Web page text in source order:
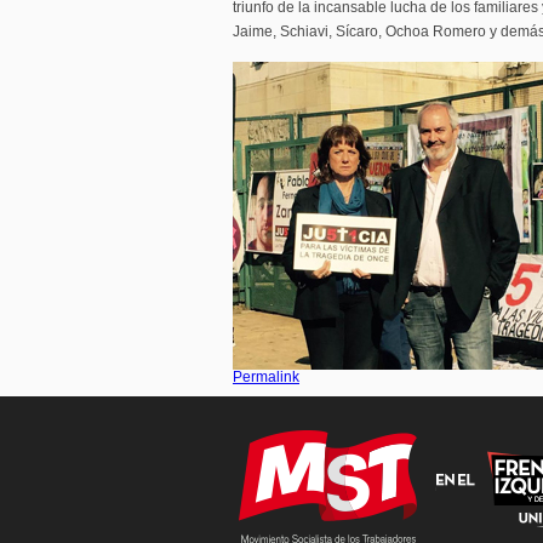
triunfo de la incansable lucha de los
Jaime, Schiavi, Sícaro, Ochoa Romero y
Permalink